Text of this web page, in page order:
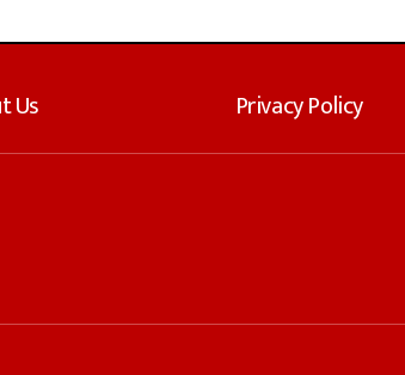
Us Privacy Policy